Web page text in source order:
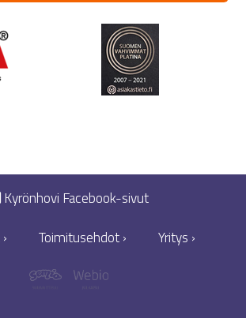
Kyrönhovi Facebook-sivut
Toimitusehdot › Yritys ›